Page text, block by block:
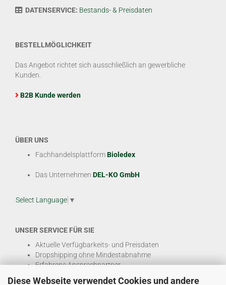
Diese Webseite verwendet Cookies und andere
DATENSERVICE: Bestands- & Preisdaten
BESTELLMÖGLICHKEIT
Das Angebot richtet sich ausschließlich an gewerbliche
Kunden.
B2B Kunde werden
ÜBER UNS
FachhandelsplattformBioledex
Das Unternehmen DEL-KO GmbH
Select Language ▼
UNSER SERVICE FÜR SIE
Aktuelle Verfügbarkeits- und Preisdaten
Dropshipping ohne Mindestabnahme
Erfahrene Ansprechpartner
Hohe Warenverfügbarkeit